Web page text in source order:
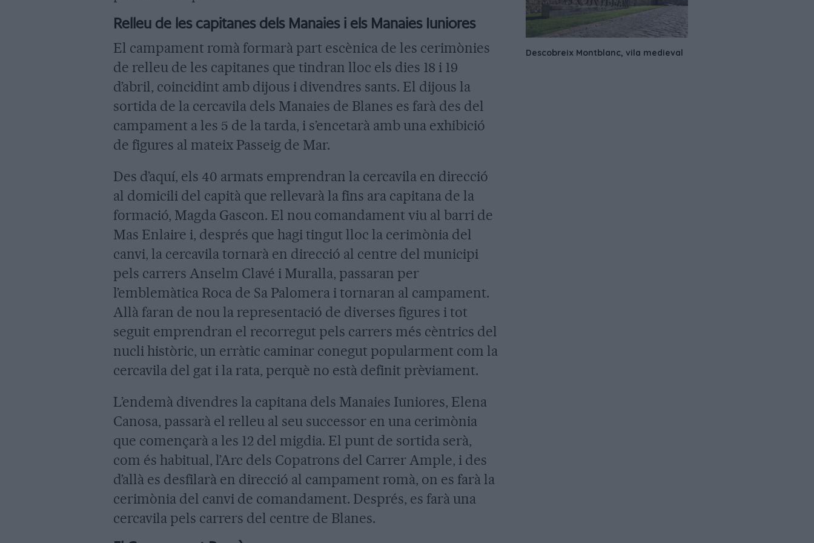
Relleu de les capitanes dels Manaies i els Manaies Iuniores
El campament romà formarà part escènica de les cerimònies
de relleu de les capitanes que tindran lloc els dies 18 i 19
d’abril, coincidint amb dijous i divendres sants. El dijous la
sortida de la cercavila dels Manaies de Blanes es farà des del
campament a les 5 de la tarda, i s’encetarà amb una exhibició
de figures al mateix Passeig de Mar.
Des d’aquí, els 40 armats emprendran la cercavila en direcció
al domicili del capità que rellevarà la fins ara capitana de la
formació, Magda Gascon. El nou comandament viu al barri de
Mas Enlaire i, després que hagi tingut lloc la cerimònia del
canvi, la cercavila tornarà en direcció al centre del municipi
pels carrers Anselm Clavé i Muralla, passaran per
l’emblemàtica Roca de Sa Palomera i tornaran al campament.
Allà faran de nou la representació de diverses figures i tot
seguit emprendran el recorregut pels carrers més cèntrics del
nucli històric, un erràtic caminar conegut popularment com la
cercavila del gat i la rata, perquè no està definit prèviament.
L’endemà divendres la capitana dels Manaies Iuniores, Elena
Canosa, passarà el relleu al seu successor en una cerimònia
que començarà a les 12 del migdia. El punt de sortida serà,
com és habitual, l’Arc dels Copatrons del Carrer Ample, i des
d’allà es desfilarà en direcció al campament romà, on es farà la
cerimònia del canvi de comandament. Després, es farà una
cercavila pels carrers del centre de Blanes.